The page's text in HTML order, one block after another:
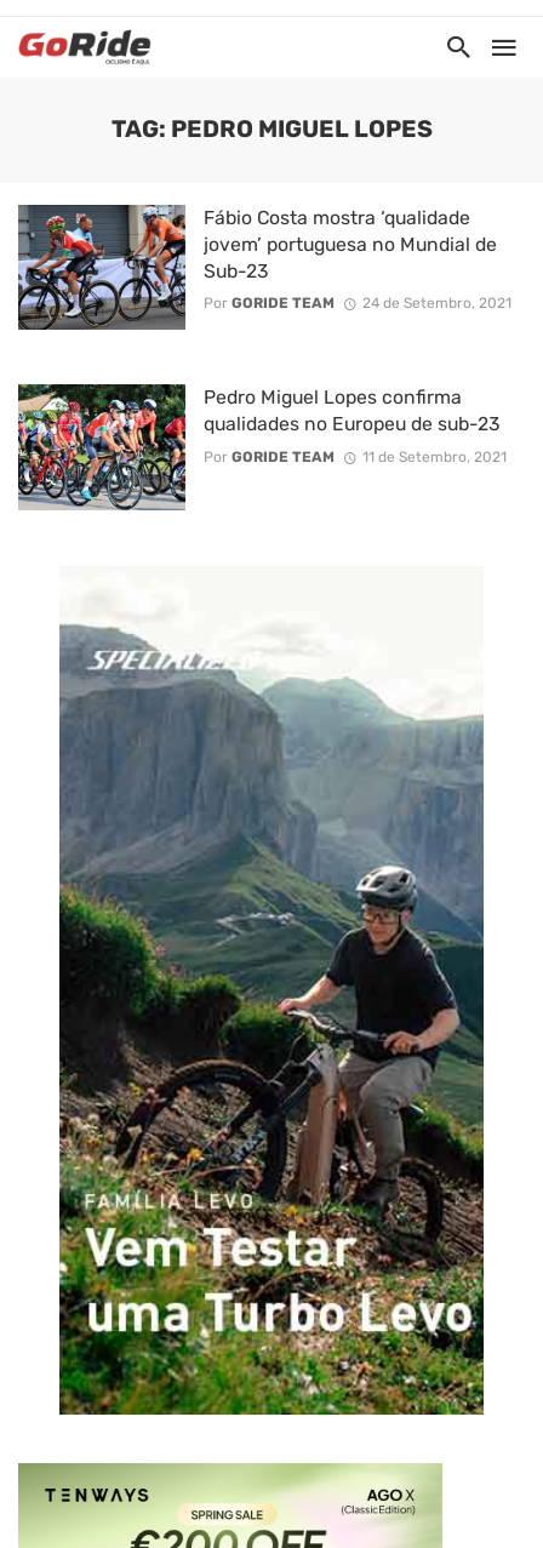
TAG: PEDRO MIGUEL LOPES
Fábio Costa mostra ‘qualidade
jovem’ portuguesa no Mundial de
Sub-23
Por GORIDE TEAM 24 de Setembro, 2021
Pedro Miguel Lopes confirma
qualidades no Europeu de sub-23
Por GORIDE TEAM 11 de Setembro, 2021